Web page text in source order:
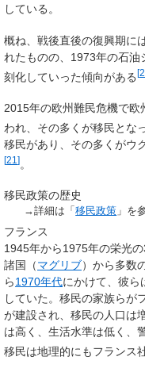
している。
概ね、戦後直後の復興期に
れたものの、1973年の石油
刻化していった傾向がある[
2015年の欧州難民危機で
われ、その多くが移民とな
移民があり、その多くがウ
[21 ]。
移民政策の歴史
→詳細は「移民政策 」を
フランス
1945年から1975年の栄光
諸国（マグリブ）から多数
ら1970年代にかけて、彼ら
していた。移民の家族らが
が建設され、移民の人口は
は高く、生活水準は低く、
移民は地理的にもフランス